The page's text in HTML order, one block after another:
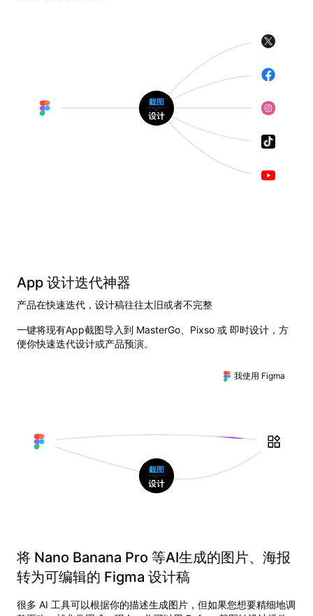
App 设计迭代神器
产品在快速迭代，设计稿往往太旧或者不完整
一键将现有App截图导入到 MasterGo、Pixso 或 即时设计，方
便你快速迭代设计或产品预演。
我使用 Figma
将 Nano Banana Pro 等AI生成的图片、海报
转为可编辑的 Figma 设计稿
很多 AI 工具可以根据你的描述生成图片，但如果您想要精细地调